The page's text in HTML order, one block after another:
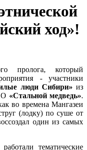
ход»!
пролога, который
- участники
люди Сибири» из
«Стальной медведь».
во времена Мангазеи
(лодку) по суше от
один из самых
тематические